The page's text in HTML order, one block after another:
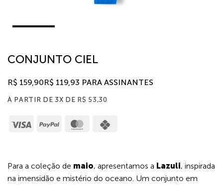
CONJUNTO CIEL
R$ 159,90R$ 119,93 PARA ASSINANTES
À PARTIR DE 3X DE R$ 53,30
Visa PayPal MasterCard
Para a coleção de maio, apresentamos a Lazuli, inspirada
na imensidão e mistério do oceano. Um conjunto em